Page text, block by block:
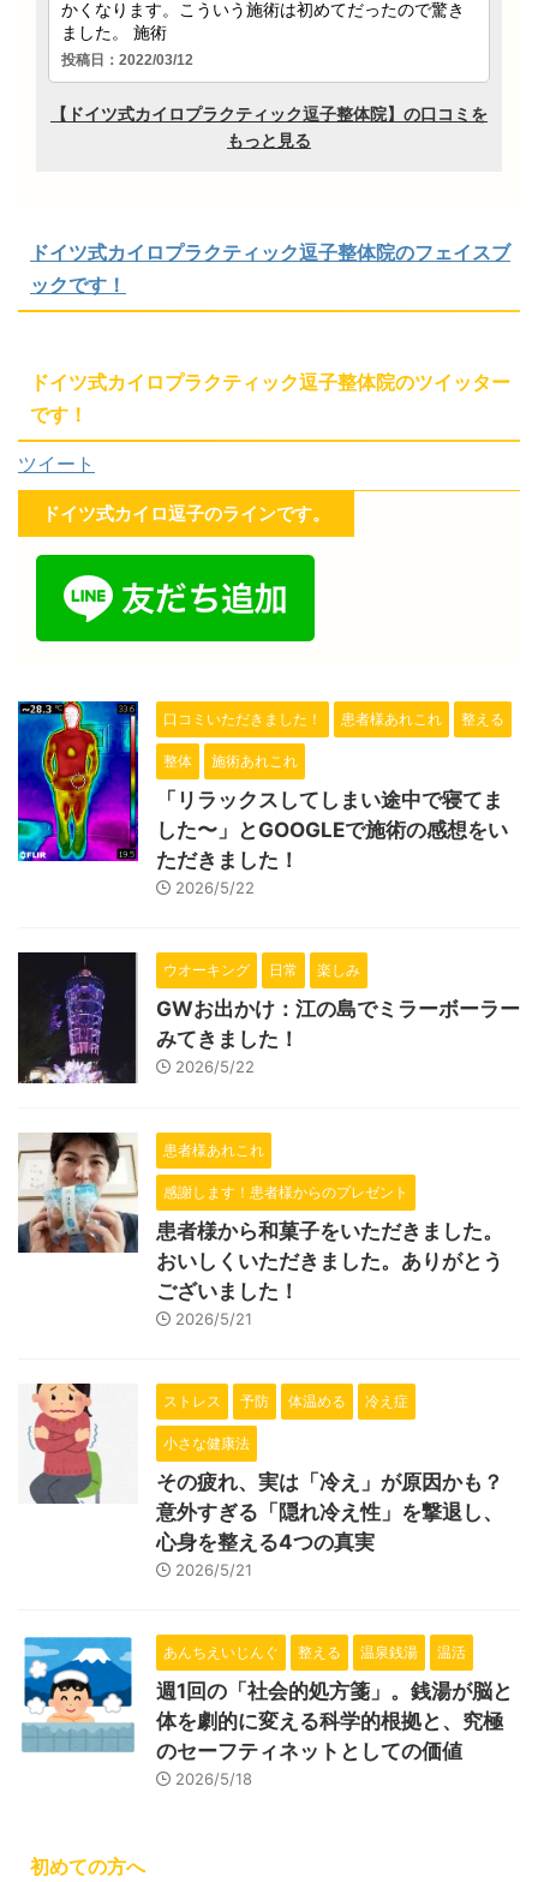
ドイツ式カイロプラクティック逗子整体院のフェイスブ
ックです！
ドイツ式カイロプラクティック逗子整体院のツイッター
です！
ツイート
ドイツ式カイロ逗子のラインです。
口コミいただきました！ 患者様あれこれ 整える
整体 施術あれこれ
「リラックスしてしまい途中で寝てま
した〜」とGOOGLEで施術の感想をい
ただきました！
2026/5/22
ウオーキング 日常 楽しみ
GWお出かけ：江の島でミラーボーラー
みてきました！
2026/5/22
患者様あれこれ
感謝します！患者様からのプレゼント
患者様から和菓子をいただきました。
おいしくいただきました。ありがとう
ございました！
2026/5/21
ストレス 予防 体温める 冷え症
小さな健康法
その疲れ、実は「冷え」が原因かも？
意外すぎる「隠れ冷え性」を撃退し、
心身を整える4つの真実
2026/5/21
あんちえいじんぐ 整える 温泉銭湯 温活
週1回の「社会的処方箋」。銭湯が脳と
体を劇的に変える科学的根拠と、究極
のセーフティネットとしての価値
2026/5/18
初めての方へ